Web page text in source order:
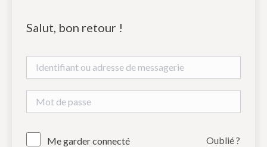
Salut, bon retour !
Me garder connecté Oublié ?